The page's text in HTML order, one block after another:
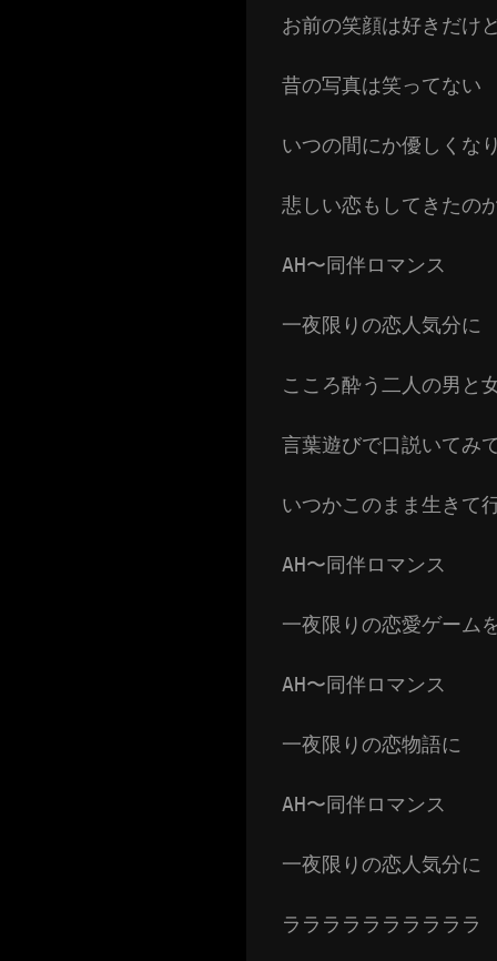
お前の笑顔は好きだけ
昔の写真は笑ってない
いつの間にか優しくなり
悲しい恋もしてきたの
AH〜同伴ロマンス
一夜限りの恋人気分に
こころ酔う二人の男と
言葉遊びで口説いてみ
いつかこのまま生きて
AH〜同伴ロマンス
一夜限りの恋愛ゲーム
AH〜同伴ロマンス
一夜限りの恋物語に
AH〜同伴ロマンス
一夜限りの恋人気分に
ララララララララララ